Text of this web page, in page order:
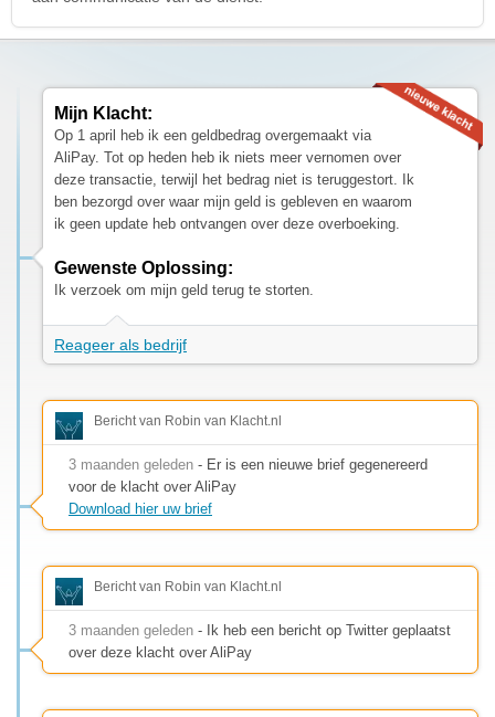
Mijn Klacht:
Op 1 april heb ik een geldbedrag overgemaakt via
AliPay. Tot op heden heb ik niets meer vernomen over
deze transactie, terwijl het bedrag niet is teruggestort. Ik
ben bezorgd over waar mijn geld is gebleven en waarom
ik geen update heb ontvangen over deze overboeking.
Gewenste Oplossing:
Ik verzoek om mijn geld terug te storten.
Reageer als bedrijf
Bericht van Robin van Klacht.nl
3 maanden geleden - Er is een nieuwe brief gegenereerd
voor de klacht over AliPay
Download hier uw brief
Bericht van Robin van Klacht.nl
3 maanden geleden - Ik heb een bericht op Twitter geplaatst
over deze klacht over AliPay